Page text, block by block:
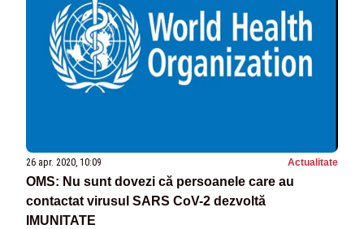
26 apr. 2020, 10:09 Actualitate
OMS: Nu sunt dovezi că persoanele care au
contactat virusul SARS CoV-2 dezvoltă
IMUNITATE